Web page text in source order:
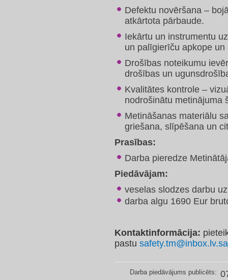
Defektu novēršana –
atkārtota pārbaude.
Iekārtu un instrumentu
un palīgierīču apkope un
Drošības noteikumu
drošības un
Kvalitātes kontrole –
nodrošinātu metinājuma
Metināšanas materiālu
griešana, slīpēšana un
Prasības:
​Darba pieredze
Piedāvājam:
veselas slodzes darbu
darba algu 1690 Eur
Kontaktinformācija:
pastu
Darba piedāvājums publicēts: